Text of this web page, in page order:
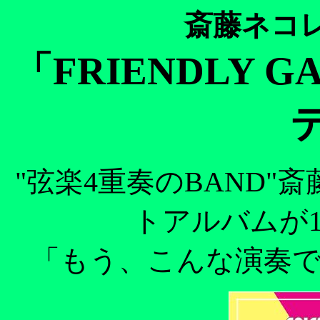
斎藤ネコ
「FRIENDLY
"弦楽4重奏のBAND"
トアルバム
「もう、こんな演奏